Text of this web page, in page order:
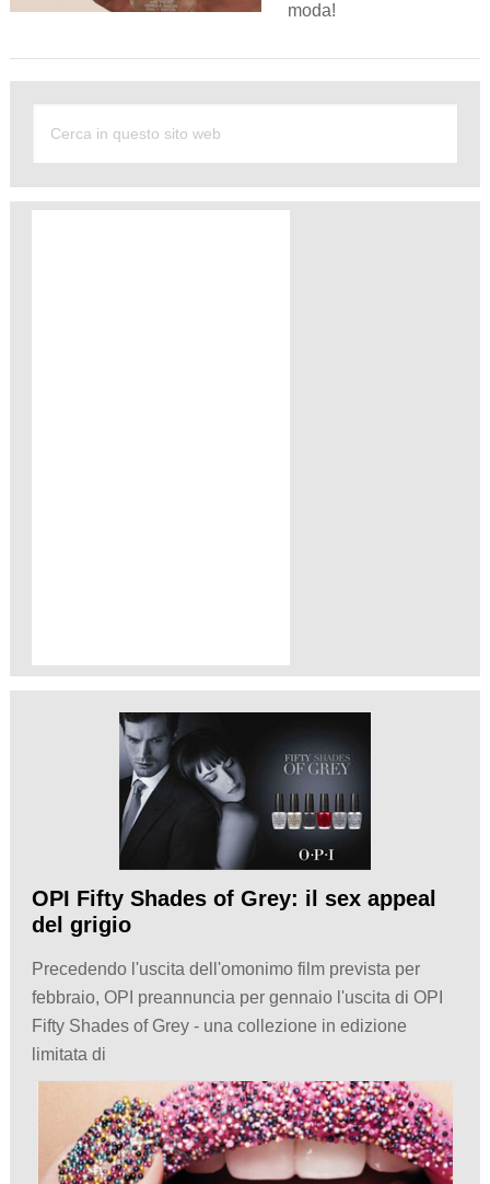
moda!
OPI Fifty Shades of Grey: il sex appeal
del grigio
Precedendo l'uscita dell'omonimo film prevista per
febbraio, OPI preannuncia per gennaio l'uscita di OPI
Fifty Shades of Grey - una collezione in edizione
limitata di